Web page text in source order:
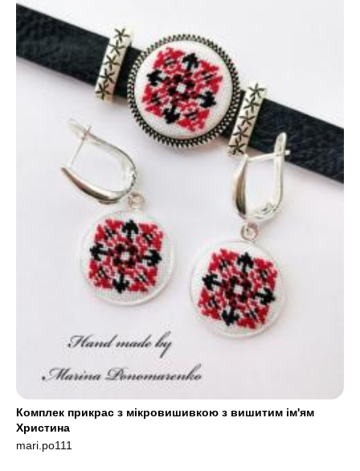
Комплек прикрас з мікровишивкою з вишитим ім'ям
Христина
mari.po111